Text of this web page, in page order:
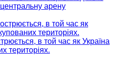
арену
в той час як Україна
територіях.